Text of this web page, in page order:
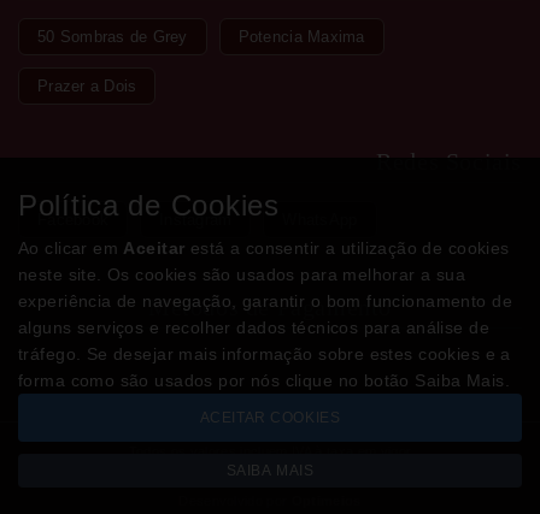
50 Sombras de Grey Potencia Maxima
Prazer a Dois
Redes Sociais
Facebook Instagram
Métodos de Pagamento
Copyright © LOJADODESEJO.pt 2026
Política de Cookies
Ao clicar em Aceitar está a consentir a utilização de cookies
neste site. Os cookies são usados para melhorar a sua
experiência de navegação, garantir o bom funcionamento de
alguns serviços e recolher dados técnicos para análise de
tráfego. Se desejar mais informação sobre estes cookies e a
forma como são usados por nós clique no botão Saiba Mais.
ACEITAR COOKIES
SAIBA MAIS